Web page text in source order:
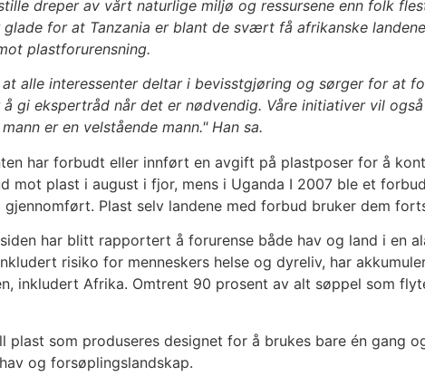
dreper av vårt naturlige miljø og ressursene enn folk
for at Tanzania er blant de svært få afrikanske
plastforurensning.
alle interessenter deltar i bevisstgjøring og sørger for at
gi ekspertråd når det er nødvendig. Våre initiativer vil
er en velstående mann." Han sa.
har forbudt eller innført en avgift på plastposer for å
mot plast i august i fjor, mens i Uganda I 2007 ble et
Plast selv landene med forbud bruker dem
har blitt rapportert å forurense både hav og land i en
risiko for menneskers helse og dyreliv, har
inkludert Afrika. Omtrent 90 prosent av alt søppel som
plast som produseres designet for å brukes bare én gang
og forsøplingslandskap.